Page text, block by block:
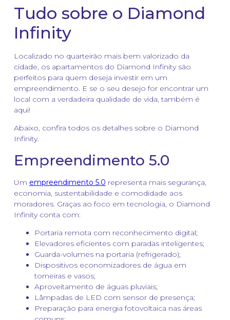
Tudo sobre o Diamond
Infinity
Localizado no quarteirão mais bem valorizado da
cidade, os apartamentos do Diamond Infinity são
perfeitos para quem deseja investir em um
empreendimento. E se o seu desejo for encontrar um
local com a verdadeira qualidade de vida, também é
aqui!
Abaixo, confira todos os detalhes sobre o Diamond
Infinity.
Empreendimento 5.0
Um empreendimento 5.0 representa mais segurança,
economia, sustentabilidade e comodidade aos
moradores. Graças ao foco em tecnologia, o Diamond
Infinity conta com:
Portaria remota com reconhecimento digital;
Elevadores eficientes com paradas inteligentes;
Guarda-volumes na portaria (refrigerado);
Dispositivos economizadores de água em
torneiras e vasos;
Aproveitamento de águas pluviais;
Lâmpadas de LED com sensor de presença;
Preparação para energia fotovoltaica nas áreas